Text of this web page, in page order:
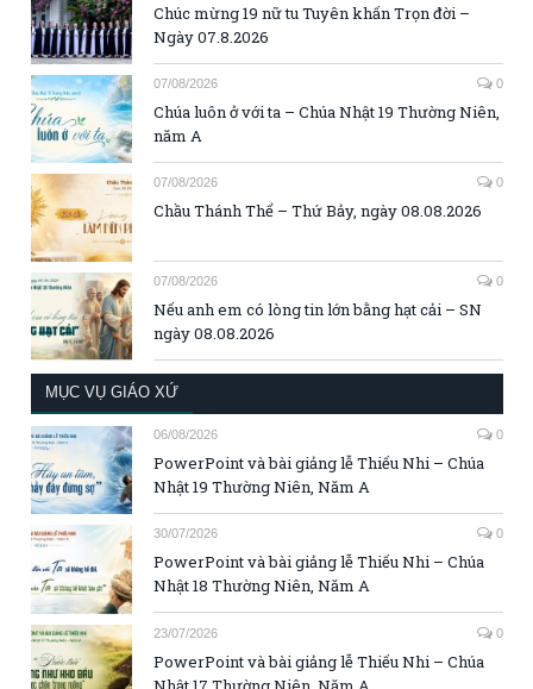
Chúc mừng 19 nữ tu Tuyên khấn Trọn đời –
Ngày 07.8.2026
07/08/2026 0
Chúa luôn ở với ta – Chúa Nhật 19 Thường Niên,
năm A
07/08/2026 0
Chầu Thánh Thể – Thứ Bảy, ngày 08.08.2026
07/08/2026 0
Nếu anh em có lòng tin lớn bằng hạt cải – SN
ngày 08.08.2026
MỤC VỤ GIÁO XỨ
06/08/2026 0
PowerPoint và bài giảng lễ Thiếu Nhi – Chúa
Nhật 19 Thường Niên, Năm A
30/07/2026 0
PowerPoint và bài giảng lễ Thiếu Nhi – Chúa
Nhật 18 Thường Niên, Năm A
23/07/2026 0
PowerPoint và bài giảng lễ Thiếu Nhi – Chúa